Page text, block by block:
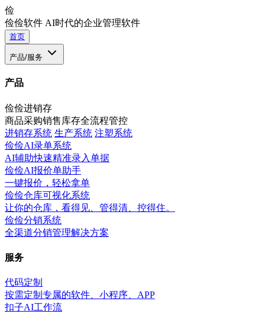
俭
俭俭软件 AI时代的企业管理软件
首页
产品/服务
产品
俭俭进销存
商品采购销售库存全流程管控
进销存系统 生产系统 注塑系统
俭俭AI录单系统
AI辅助快速精准录入单据
俭俭AI报价单助手
一键报价，轻松拿单
俭俭仓库可视化系统
让你的仓库，看得见、管得清、控得住。
俭俭分销系统
全渠道分销管理解决方案
服务
代码定制
按需定制专属的软件、小程序、APP
扣子AI工作流